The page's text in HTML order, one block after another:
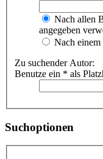
Nach allen
angegeben
Nach
Zu suchender Autor:
Benutze ein * als
Suchoptionen